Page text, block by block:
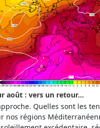
août : vers un retour...
Quelles sont les
nos régions